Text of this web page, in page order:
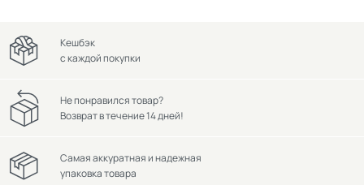
Кешбэк
с каждой покупки
Не понравился товар?
Возврат в течение 14 дней!
Самая аккуратная и надежная
упаковка товара